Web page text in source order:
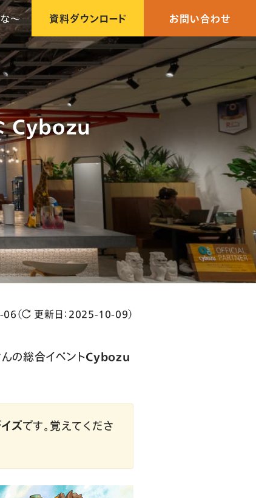
〜 資料ダウンロード お問い合わせ
Cybozu
06（ 更新日： 2025-10-09）
の総合イベントCybozu
ズです。覚えてくださ